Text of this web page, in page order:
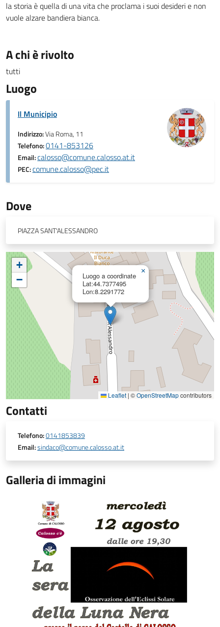
la storia è quella di una vita che proclama i suoi desideri e non
vuole alzare bandiera bianca.
A chi è rivolto
tutti
Luogo
Il Municipio
Indirizzo:Via Roma, 11
Telefono:0141-853126
Email:calosso@comune.calosso.at.it
PEC:comune.calosso@pec.it
Dove
PIAZZA SANT'ALESSANDRO
Luogo a coordinate
Lat:44.7377495
Lon:8.2291772
×
+
−
Leaflet | ©OpenStreetMapcontributors
Contatti
Telefono:0141853839
Email:sindaco@comune.calosso.at.it
Galleria di immagini